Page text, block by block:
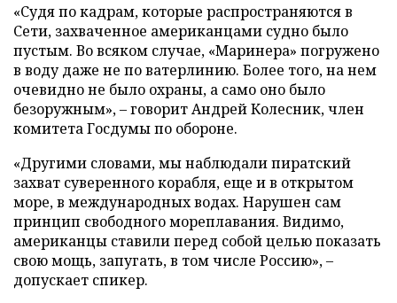
«Судя по кадрам, которые распространяются в
Сети, захваченное американцами судно было
пустым. Во всяком случае, «Маринера» погружено
в воду даже не по ватерлинию. Более того, на нем
очевидно не было охраны, а само оно было
безоружным», – говорит Андрей Колесник, член
комитета Госдумы по обороне.
«Другими словами, мы наблюдали пиратский
захват суверенного корабля, еще и в открытом
море, в международных водах. Нарушен сам
принцип свободного мореплавания. Видимо,
американцы ставили перед собой целью показать
свою мощь, запугать, в том числе Россию», –
допускает спикер.